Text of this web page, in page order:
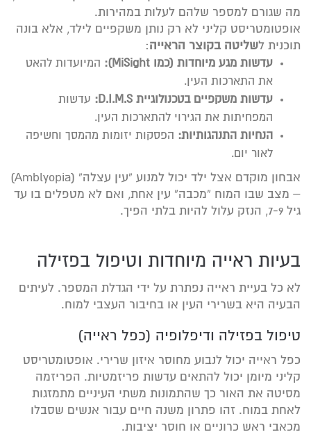
מה שגורם למספר שלהם לעלות במהירות.
אופטומטריסט קליני לא רק נותן משקפיים לילד, אלא בונה
תוכנית לשליטה בקוצר הראייה:
עדשות מגע מיוחדות (כמו MiSight):
המיועדות להאט
את התארכות העין.
עדשות משקפיים בטכנולוגיית D.I.M.S:
עדשות
המפחיתות את הגירוי להתארכות העין.
הנחיות התנהגותיות: הפסקות יזומות מהמסך וחשיפה
לאור יום.
אבחון מוקדם אצל ילד יכול למנוע “עין עצלה” (Amblyopia)
– מצב שבו המוח “מכבה” עין אחת, ואם לא מטפלים בו עד
גיל 7-9, הנזק עלול להיות בלתי הפיך.
בעיות ראייה מיוחדות וטיפול בפזילה
לא כל בעיית ראייה נפתרת על ידי הגדלת המספר. לעיתים
הבעיה היא בשרירי העין או בחיבור העצבי למוח.
טיפול בפזילה ודיפלופיה (כפל ראייה)
כפל ראייה יכול לנבוע מחוסר איזון שרירי. אופטומטריסט
קליני מיומן יכול להתאים עדשות פריזמטיות. הפריזמה
מסיטה את האור כך שהתמונות משתי העיניים מתמזגות
לאחת במוח. זהו פתרון משנה חיים עבור אנשים שסבלו
מכאבי ראש כרוניים או חוסר יציבות.